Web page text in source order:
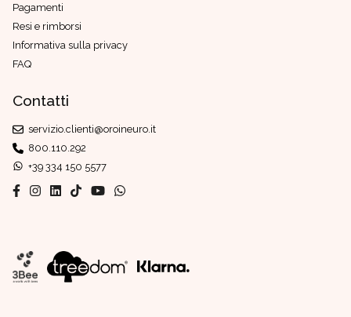
Pagamenti
Resi e rimborsi
Informativa sulla privacy
FAQ
Contatti
servizio.clienti@oroineuro.it
800.110.292
+39 334 150 5577